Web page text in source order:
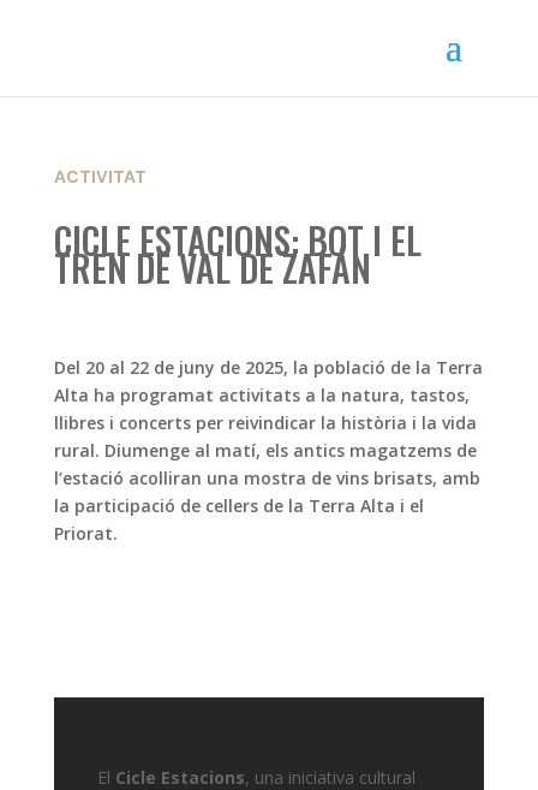
ACTIVITAT
CICLE ESTACIONS: BOT I EL
TREN DE VAL DE ZAFÁN
Del 20 al 22 de juny de 2025, la població de la Terra
Alta ha programat activitats a la natura, tastos,
llibres i concerts per reivindicar la història i la vida
rural. Diumenge al matí, els antics magatzems de
l’estació acolliran una mostra de vins brisats, amb
la participació de cellers de la Terra Alta i el
Priorat.
El Cicle Estacions, una iniciativa cultural